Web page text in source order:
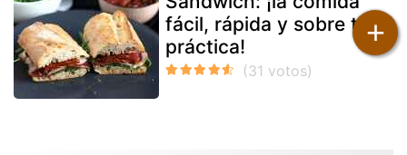
+
fácil, rápida y sobre todo
práctica!